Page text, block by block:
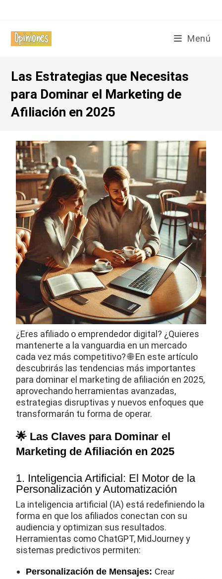
Menú
Las Estrategias que Necesitas
para Dominar el Marketing de
Afiliación en 2025
¿Eres afiliado o emprendedor digital? ¿Quieres
mantenerte a la vanguardia en un mercado
cada vez más competitivo? 🌐 En este artículo
descubrirás las tendencias más importantes
para dominar el marketing de afiliación en 2025,
aprovechando herramientas avanzadas,
estrategias disruptivas y nuevos enfoques que
transformarán tu forma de operar.
🌟 Las Claves para Dominar el
Marketing de Afiliación en 2025
1. Inteligencia Artificial: El Motor de la
Personalización y Automatización
La inteligencia artificial (IA) está redefiniendo la
forma en que los afiliados conectan con su
audiencia y optimizan sus resultados.
Herramientas como ChatGPT, MidJourney y
sistemas predictivos permiten:
Personalización de Mensajes:Crear